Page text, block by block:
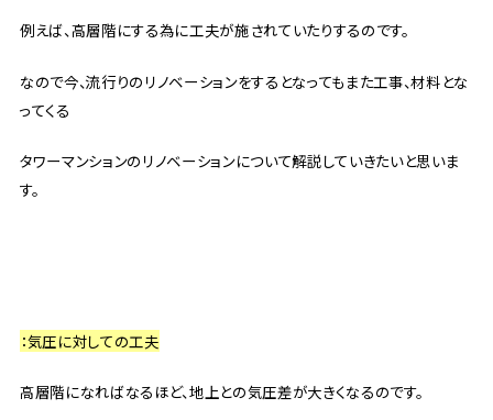
例えば、高層階にする為に工夫が施されていたりするのです。
なので今、流行りのリノベーションをするとなってもまた工事、材料とな
ってくる
タワーマンションのリノベーションについて解説していきたいと思いま
す。
：気圧に対しての工夫
高層階になればなるほど、地上との気圧差が大きくなるのです。